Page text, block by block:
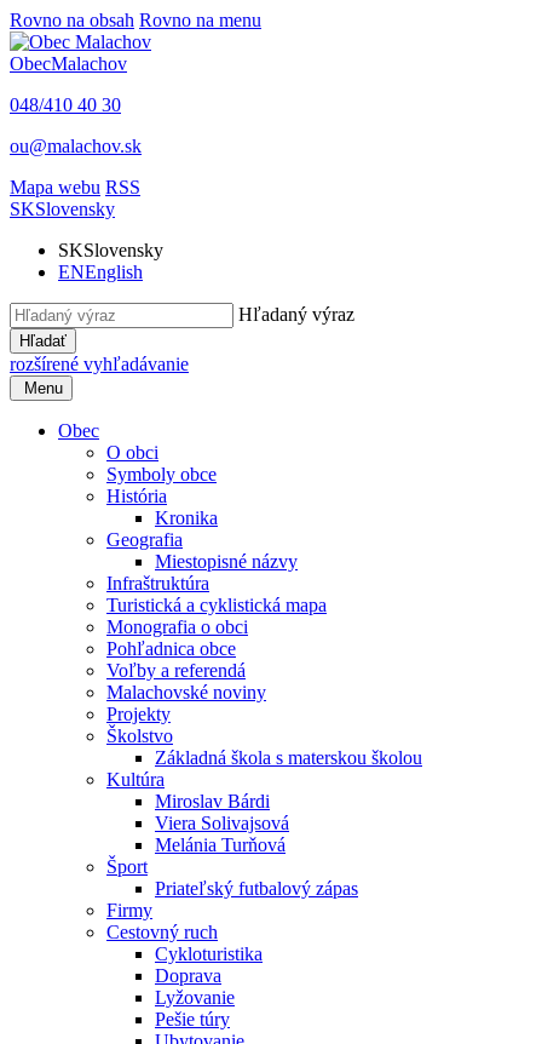
Rovno na obsah Rovno na menu
ObecMalachov
048/410 40 30
ou@malachov.sk
Mapa webu RSS
SKSlovensky
SKSlovensky
ENEnglish
Hľadaný výraz
Hľadať
rozšírené vyhľadávanie
Menu
Obec
O obci
Symboly obce
História
Kronika
Geografia
Miestopisné názvy
Infraštruktúra
Turistická a cyklistická mapa
Monografia o obci
Pohľadnica obce
Voľby a referendá
Malachovské noviny
Projekty
Školstvo
Základná škola s materskou školou
Kultúra
Miroslav Bárdi
Viera Solivajsová
Melánia Turňová
Šport
Priateľský futbalový zápas
Firmy
Cestovný ruch
Cykloturistika
Doprava
Lyžovanie
Pešie túry